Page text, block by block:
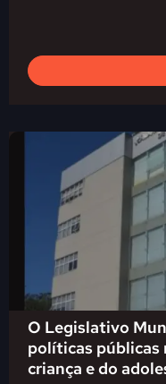
O Legislativo
políticas públicas
criança e do